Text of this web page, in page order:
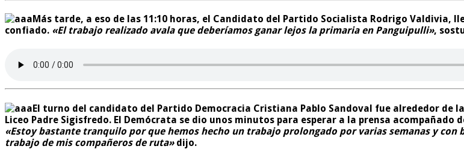
Más tarde, a eso de las 11:10 horas, el Candidato del Partido Socialista Rodrigo Valdivia,
confiado. «El trabajo realizado avala que deberíamos ganar lejos la primaria en Panguipulli»,
El turno del candidato del Partido Democracia Cristiana Pablo Sandoval fue alrededor de
Liceo Padre Sigisfredo. El Demócrata se dio unos minutos para esperar a la prensa
«Estoy bastante tranquilo por que hemos hecho un trabajo prolongado por varias semanas y con
trabajo de mis compañeros de ruta»dijo.